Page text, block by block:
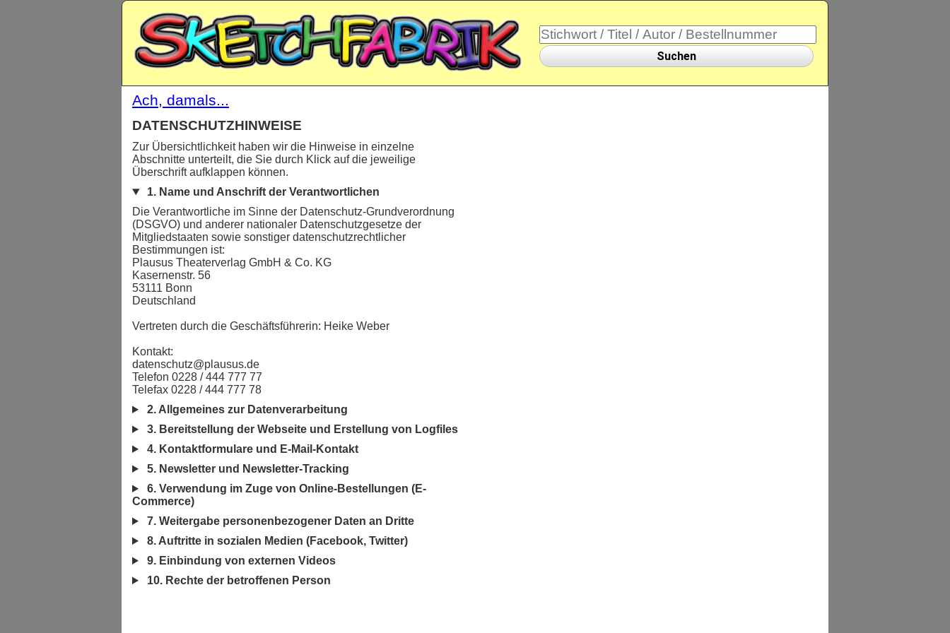
Suchen
Ach, damals...
DATENSCHUTZHINWEISE
Zur Übersichtlichkeit haben wir die Hinweise in einzelne
Abschnitte unterteilt, die Sie durch Klick auf die jeweilige
Überschrift aufklappen können.
1. Name und Anschrift der Verantwortlichen
Die Verantwortliche im Sinne der Datenschutz-Grundverordnung
(DSGVO) und anderer nationaler Datenschutzgesetze der
Mitgliedstaaten sowie sonstiger datenschutzrechtlicher
Bestimmungen ist:
Plausus Theaterverlag GmbH & Co. KG
Kasernenstr. 56
53111 Bonn
Deutschland
Vertreten durch die Geschäftsführerin: Heike Weber
Kontakt:
datenschutz@plausus.de
Telefon 0228 / 444 777 77
Telefax 0228 / 444 777 78
2. Allgemeines zur Datenverarbeitung
3. Bereitstellung der Webseite und Erstellung von Logfiles
4. Kontaktformulare und E-Mail-Kontakt
5. Newsletter und Newsletter-Tracking
6. Verwendung im Zuge von Online-Bestellungen (E-
Commerce)
7. Weitergabe personenbezogener Daten an Dritte
8. Auftritte in sozialen Medien (Facebook, Twitter)
9. Einbindung von externen Videos
10. Rechte der betroffenen Person